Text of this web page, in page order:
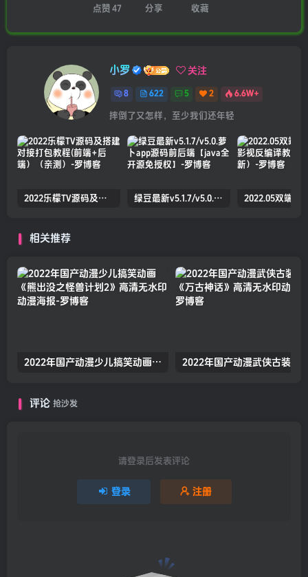
点赞 47 分享 收藏
小罗 关注
8 622 5 2 6.6W+
摔倒了又怎样，至少我们还年轻
2022乐檬TV源码及搭建对接打包教程(前端+后端）（亲测） 绿豆最新v5.1.7/v5.0.萝卜app源码前后端【java全开源免授权】
相关推荐
2022年国产动漫少儿搞笑动画《熊出没之怪兽计划2》高清无水印动漫海报
评论 抢沙发
请登录后发表评论
登录 注册